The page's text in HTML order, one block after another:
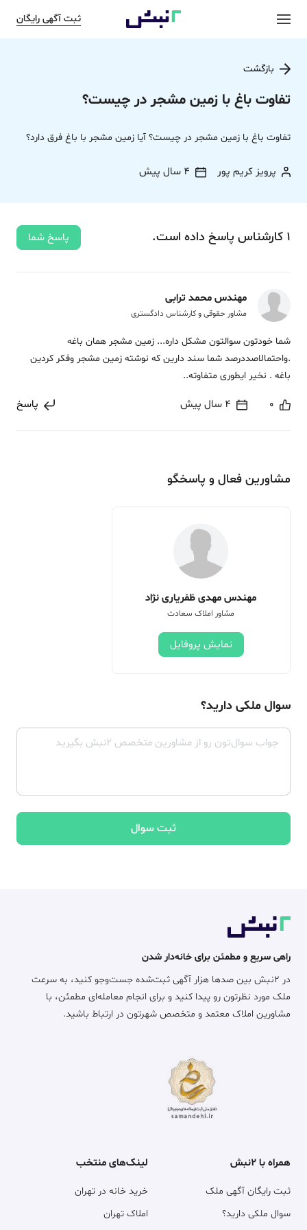
ثبت آگهی رایگان
بازگشت
تفاوت باغ با زمین مشجر در چیست؟
تفاوت باغ با زمین مشجر در چیست؟ آیا زمین مشجر با باغ فرق دارد؟
پرویز کریم پور 4 سال پیش
1 کارشناس پاسخ داده‌ است. پاسخ شما
مهندس محمد ترابی
مشاور حقوقی و کارشناس دادگستری
شما خودتون سوالتون مشکل داره... زمین مشجر همان باغه
.واحتمالاصددرصد شما سند دارین که نوشته زمین مشجر وفکر کردین
باغه . نخیر ایطوری متفاوته..
0 4 سال پیش پاسخ
مشاورین فعال و پاسخگو
مهندس مهدی ظفریاری نژاد
مشاور املاک سعادت
نمایش پروفایل
سوال ملکی دارید؟
ثبت سوال
راهی سریع و مطمئن برای خانه‌دار شدن
در ۲نبش بین صدها هزار آگهی ثبت‌شده جست‌وجو کنید، به سرعت
ملک مورد نظرتون رو پیدا کنید و برای انجام معامله‌ای مطمئن، با
مشاورین املاک معتمد و متخصص شهرتون در ارتباط باشید.
همراه با ۲نبش
ثبت رایگان آگهی ملک
سوال ملکی دارید؟
لینک‌های منتخب
خرید خانه در تهران
املاک تهران